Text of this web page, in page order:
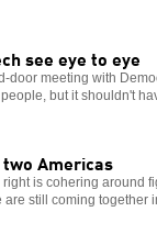
see eye to eye
door meeting with
but it shouldn't
Americas
is cohering around
still coming together